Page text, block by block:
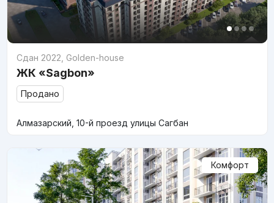
Сдан 2022 Golden-house
ЖК «Sagbon»
Продано
Алмазарский, 10-й проезд улицы Сагбан
Комфорт